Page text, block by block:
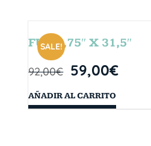
SALE!
FUN 7,75″ X 31,5″
92,00€ 59,00€
AÑADIR AL CARRITO